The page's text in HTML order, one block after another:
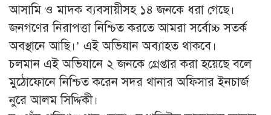
আসামি ও মাদক ব্যবসায়ীসহ ১৪ জনকে ধরা গেছে।
জনগণের নিরাপত্তা নিশ্চিত করতে আমরা সর্বোচ্চ সতর্ক
অবস্থানে আছি।’ এই অভিযান অব্যাহত থাকবে।
চলমান এই অভিযানে ২ জনকে গ্রেপ্তার করা হয়েছে বলে
মুঠোফোনে নিশ্চিত করেন সদর থানার অফিসার ইনচার্জ
নুরে আলম সিদ্দিকী।